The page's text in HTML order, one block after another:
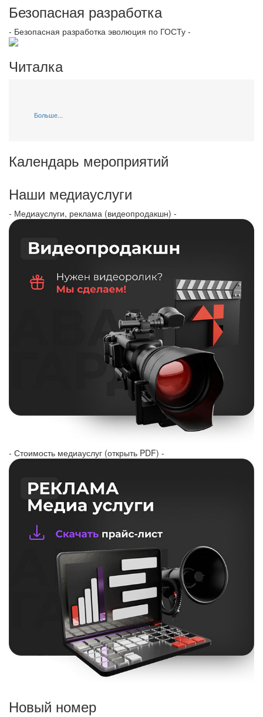
Безопасная разработка
- Безопасная разработка эволюция по ГОСТу -
Читалка
Больше...
Календарь мероприятий
Наши медиауслуги
- Медиауслуги, реклама (видеопродакшн) -
- Стоимость медиауслуг (открыть PDF) -
Новый номер